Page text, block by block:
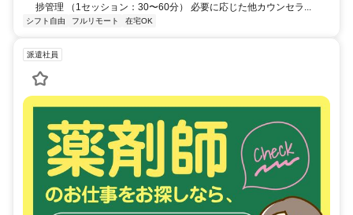
捗管理 （1セッション：30〜60分） 必要に応じた他カウンセラ...
シフト自由 フルリモート 在宅OK
派遣社員